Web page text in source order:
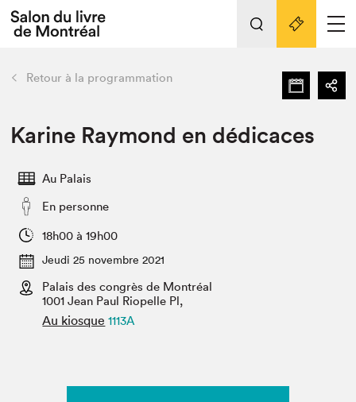
Espace exposant⋅e⋅s
Espace enseignant·e·s
L'événement
Préparer sa visite au Salon
Actualités
SLM PRO
retour Nos activités
Préparer sa visite
Salon au Palais
Projets partenaires
Liens pratiques
Retour à la programmation
Karine Raymond en dédicaces
Au Palais
En personne
18h00 à 19h00
Jeudi 25 novembre 2021
Palais des congrès de Montréal
1001 Jean Paul Riopelle Pl,
Au kiosque 1113A